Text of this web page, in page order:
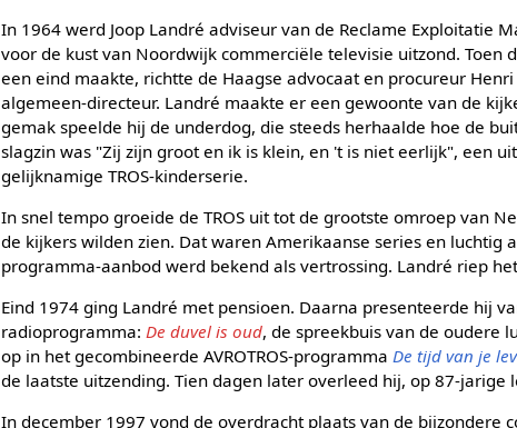
In 1964 werd Joop Landré adviseur van de Reclame Exploitatie
voor de kust van Noordwijk commerciële televisie uitzond. Toen
een eind maakte, richtte de Haagse advocaat en procureur
algemeen-directeur. Landré maakte er een gewoonte van de
gemak speelde hij de underdog, die steeds herhaalde hoe de
slagzin was "Zij zijn groot en ik is klein, en 't is niet eerlijk", een
gelijknamige TROS-kinderserie.
In snel tempo groeide de TROS uit tot de grootste omroep van
de kijkers wilden zien. Dat waren Amerikaanse series en luchtig
programma-aanbod werd bekend als vertrossing. Landré riep
Eind 1974 ging Landré met pensioen. Daarna presenteerde hij
radioprogramma: De duvel is oud, de spreekbuis van de oudere
op in het gecombineerde AVROTROS-programma De tijd van je
de laatste uitzending. Tien dagen later overleed hij, op 87-jarige
In december 1997 vond de overdracht plaats van de bijzondere